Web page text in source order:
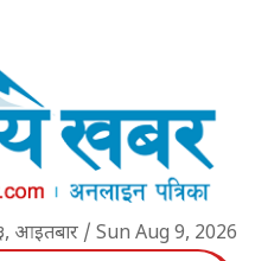
आइतबार / Sun Aug 9, 2026